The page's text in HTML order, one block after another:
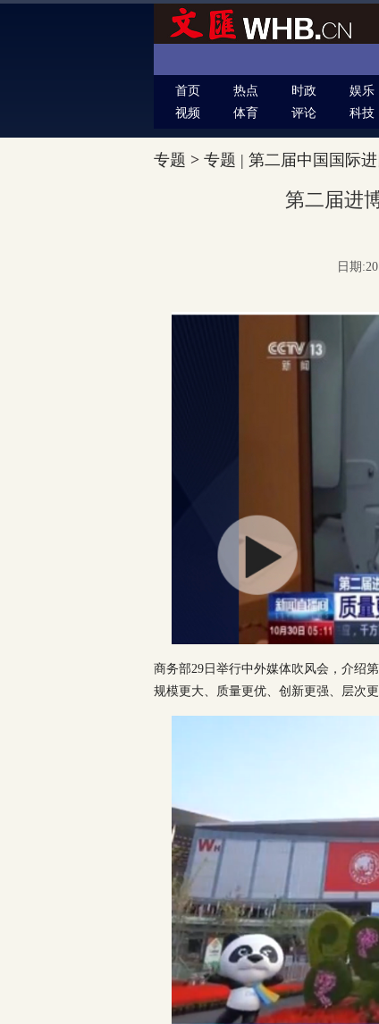
首页 热点 时政 娱乐
视频
体育 评论 科技
专题 > 专题 | 第二届中国国际
第二届进
日期
商务部29日举行中外媒体吹风会，介绍
规模更大、质量更优、创新更强、层次更